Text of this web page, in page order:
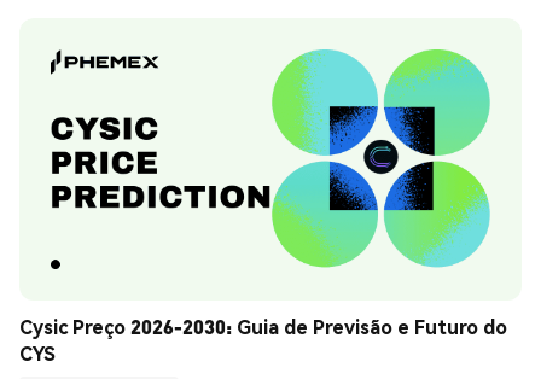
Cysic Preço 2026-2030: Guia de Previsão e Futuro do
CYS